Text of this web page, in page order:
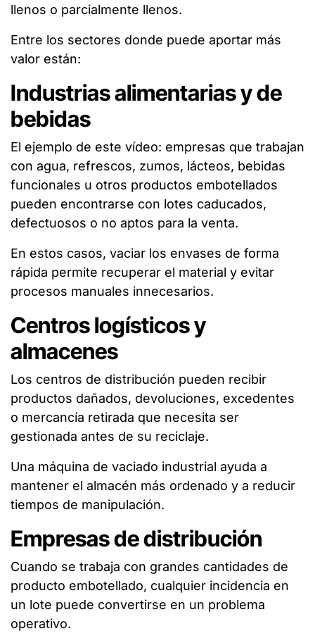
llenos o parcialmente llenos.
Entre los sectores donde puede aportar más
valor están:
Industrias alimentarias y de
bebidas
El ejemplo de este vídeo: empresas que trabajan
con agua, refrescos, zumos, lácteos, bebidas
funcionales u otros productos embotellados
pueden encontrarse con lotes caducados,
defectuosos o no aptos para la venta.
En estos casos, vaciar los envases de forma
rápida permite recuperar el material y evitar
procesos manuales innecesarios.
Centros logísticos y
almacenes
Los centros de distribución pueden recibir
productos dañados, devoluciones, excedentes
o mercancía retirada que necesita ser
gestionada antes de su reciclaje.
Una máquina de vaciado industrial ayuda a
mantener el almacén más ordenado y a reducir
tiempos de manipulación.
Empresas de distribución
Cuando se trabaja con grandes cantidades de
producto embotellado, cualquier incidencia en
un lote puede convertirse en un problema
operativo.